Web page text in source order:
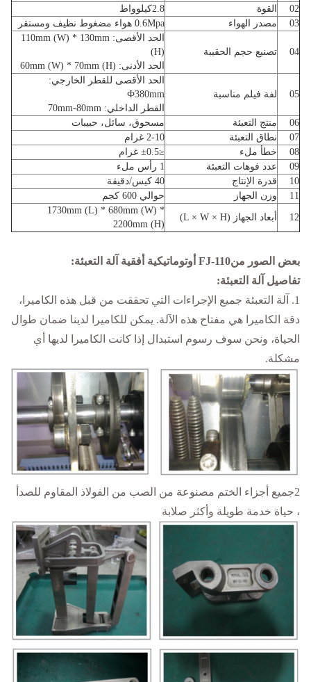
02
القوة
2.8كيلوواط
03
مصدر الهواء 0.6Mpa هواء مضغوط نظيف ومستقر
04 تصنيع حجم الحقيبة
الحد الأقصى: 110mm (W) * 130mm
(H)
الحد الأدنى: 60mm (W) * 70mm (H)
05 لفة فيلم مناسبة
الحد الأقصى للقطر الخارجي:
Ф380mm
القطر الداخلي: 70mm-80mm
06
منتج التعبئة
مسحوق، سائل، حبيبات
07
نطاق التعبئة
2-10 غرام
08
خطأ ملء
09
عدد فوهات التعبئة
10
قدرة الإنتاج
40 كيس/دقيقة
11
وزن الجهاز حوالي 600 كجم
12 أبعاد الجهاز (L × W × H)
1730mm (L) * 680mm (W) *
2200mm (H)
بعض الصور منFJ-110 أوتوماتيكية أفقية آلة التعبئة:
تفاصيل آلة التعبئة:
1. آلة التعبئة جميع الإجراءات التي تحققت من قبل هذه الكاميرا،
دقة الكاميرا هي مفتاح هذه الآلة. يمكن للكاميرا لدينا ضمان طوال
الحياة، ونحن سوف رسوم استبدال إذا كانت الكاميرا لديها أي
مشكلة.
2جميع أجزاء الختم مصنوعة من الصب من الفولاذ المقاوم للصدأ
، حياة خدمة طويلة وأكثر صلابة